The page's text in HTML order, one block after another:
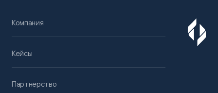
Компания
Кейсы
Партнерство